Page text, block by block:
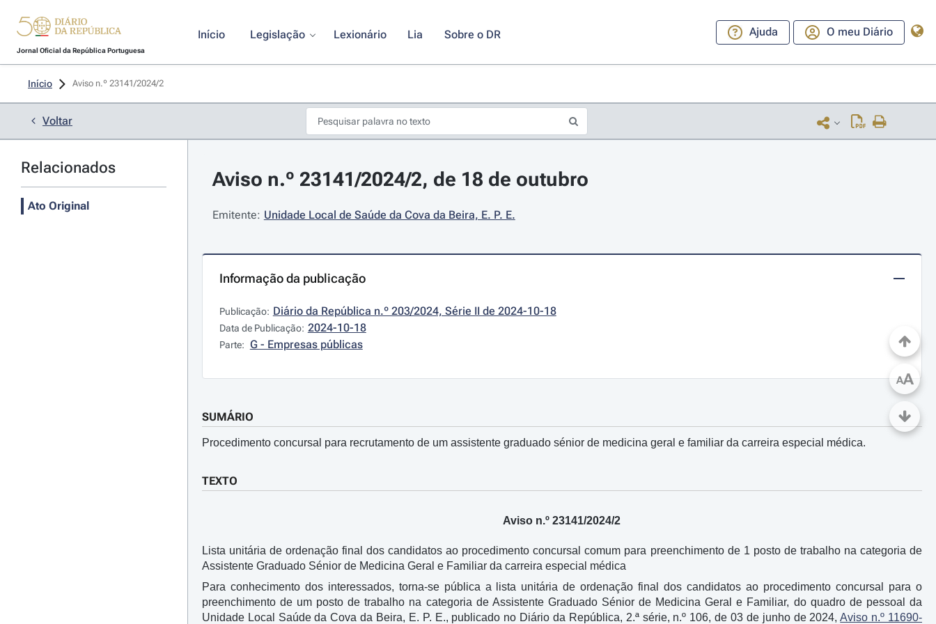
Jornal Oficial da República Portuguesa
Início Legislação Lexionário Lia Sobre o DR Ajuda O meu Diário
Início Aviso n.º 23141/2024/2
Voltar
Relacionados
Ato Original
Aviso n.º 23141/2024/2, de 18 de outubro
Emitente: Unidade Local de Saúde da Cova da Beira, E. P. E.
Informação da publicação
Publicação: Diário da República n.º 203/2024, Série II de 2024-10-18
Data de Publicação: 2024-10-18
Parte: G - Empresas públicas
SUMÁRIO
Procedimento concursal para recrutamento de um assistente graduado sénior de medicina geral e familiar da carreira especial médica.
TEXTO
Aviso n.º 23141/2024/2
Lista unitária de ordenação final dos candidatos ao procedimento concursal comum para preenchimento de 1 posto de trabalho na categoria de
Assistente Graduado Sénior de Medicina Geral e Familiar da carreira especial médica
Para conhecimento dos interessados, torna-se pública a lista unitária de ordenação final dos candidatos ao procedimento concursal para o
preenchimento de um posto de trabalho na categoria de Assistente Graduado Sénior de Medicina Geral e Familiar, do quadro de pessoal da
Unidade Local Saúde da Cova da Beira, E. P. E., publicado no Diário da República, 2.ª série, n.º 106, de 03 de junho de 2024,Aviso n.º 11690-
AA